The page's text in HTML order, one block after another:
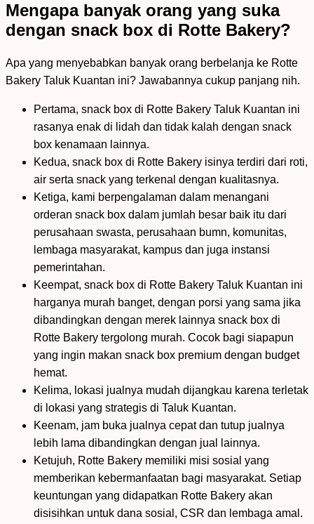
Mengapa banyak orang yang suka
dengan snack box di Rotte Bakery?
Apa yang menyebabkan banyak orang berbelanja ke Rotte
Bakery Taluk Kuantan ini? Jawabannya cukup panjang nih.
Pertama, snack box di Rotte Bakery Taluk Kuantan ini
rasanya enak di lidah dan tidak kalah dengan snack
box kenamaan lainnya.
Kedua, snack box di Rotte Bakery isinya terdiri dari roti,
air serta snack yang terkenal dengan kualitasnya.
Ketiga, kami berpengalaman dalam menangani
orderan snack box dalam jumlah besar baik itu dari
perusahaan swasta, perusahaan bumn, komunitas,
lembaga masyarakat, kampus dan juga instansi
pemerintahan.
Keempat, snack box di Rotte Bakery Taluk Kuantan ini
harganya murah banget, dengan porsi yang sama jika
dibandingkan dengan merek lainnya snack box di
Rotte Bakery tergolong murah. Cocok bagi siapapun
yang ingin makan snack box premium dengan budget
hemat.
Kelima, lokasi jualnya mudah dijangkau karena terletak
di lokasi yang strategis di Taluk Kuantan.
Keenam, jam buka jualnya cepat dan tutup jualnya
lebih lama dibandingkan dengan jual lainnya.
Ketujuh, Rotte Bakery memiliki misi sosial yang
memberikan kebermanfaatan bagi masyarakat. Setiap
keuntungan yang didapatkan Rotte Bakery akan
disisihkan untuk dana sosial, CSR dan lembaga amal.